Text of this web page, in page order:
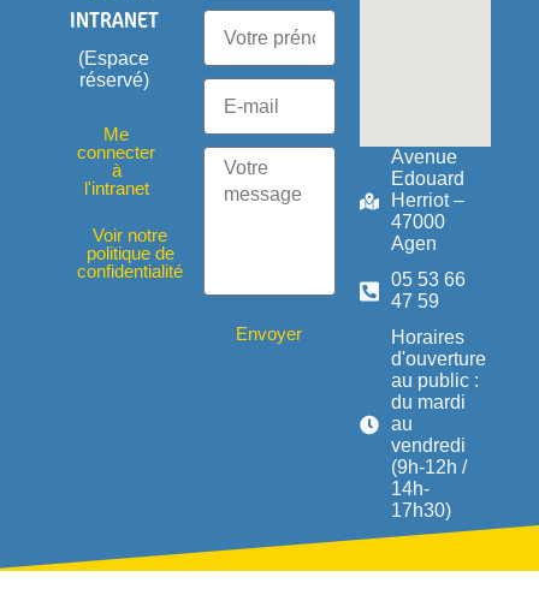
INTRANET
(Espace
réservé)
Me
connecter
à
l'intranet
Voir notre
politique de
confidentialité
Envoyer
Avenue
Edouard
Herriot –
47000
Agen
05 53 66
47 59
Horaires
d'ouverture
au public :
du mardi
au
vendredi
(9h-12h /
14h-
17h30)